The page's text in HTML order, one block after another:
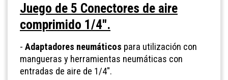
Juego de 5 Conectores de aire
comprimido 1/4".
- Adaptadores neumáticos para utilización con
mangueras y herramientas neumáticas con
entradas de aire de 1/4".